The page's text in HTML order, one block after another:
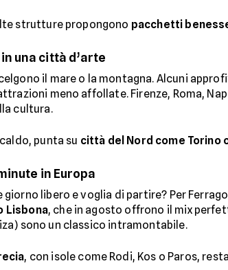
strutture propongono pacchetti
una città d’arte
il mare o la montagna. Alcuni
meno affollate. Firenze, Roma,
cultura.
punta su città del Nord come Torino
in Europa
giorno libero e voglia di partire? Per
Lisbona, che in agosto offrono il mix
sono un classico intramontabile.
, con isole come Rodi, Kos o Paros,